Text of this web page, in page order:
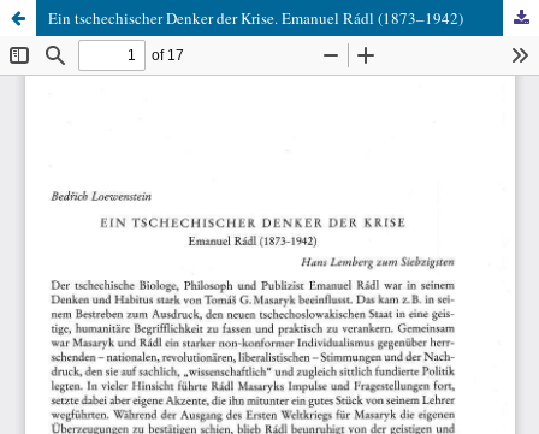
Ein tschechischer Denker der Krise. Emanuel Rádl (1873–1942)